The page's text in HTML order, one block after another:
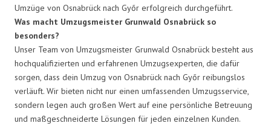
Umzüge von Osnabrück nach Győr erfolgreich durchgeführt.
Was macht Umzugsmeister Grunwald Osnabrück so
besonders?
Unser Team von Umzugsmeister Grunwald Osnabrück besteht aus
hochqualifizierten und erfahrenen Umzugsexperten, die dafür
sorgen, dass dein Umzug von Osnabrück nach Győr reibungslos
verläuft. Wir bieten nicht nur einen umfassenden Umzugsservice,
sondern legen auch großen Wert auf eine persönliche Betreuung
und maßgeschneiderte Lösungen für jeden einzelnen Kunden.